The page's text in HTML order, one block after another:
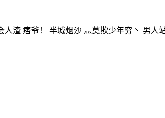
渣 痞爷！ 半城烟沙 灬莫欺少年穷丶 男人